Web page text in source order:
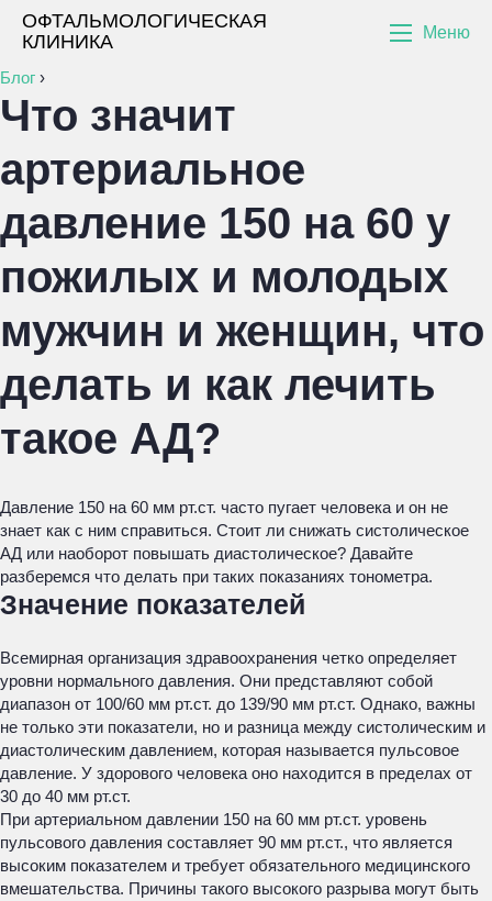
ОФТАЛЬМОЛОГИЧЕСКАЯ
КЛИНИКА
Меню
Блог ›
Что значит
артериальное
давление 150 на 60 у
пожилых и молодых
мужчин и женщин, что
делать и как лечить
такое АД?
Давление 150 на 60 мм рт.ст. часто пугает человека и он не
знает как с ним справиться. Стоит ли снижать систолическое
АД или наоборот повышать диастолическое? Давайте
разберемся что делать при таких показаниях тонометра.
Значение показателей
Всемирная организация здравоохранения четко определяет
уровни нормального давления. Они представляют собой
диапазон от 100/60 мм рт.ст. до 139/90 мм рт.ст. Однако, важны
не только эти показатели, но и разница между систолическим и
диастолическим давлением, которая называется пульсовое
давление. У здорового человека оно находится в пределах от
30 до 40 мм рт.ст.
При артериальном давлении 150 на 60 мм рт.ст. уровень
пульсового давления составляет 90 мм рт.ст., что является
высоким показателем и требует обязательного медицинского
вмешательства. Причины такого высокого разрыва могут быть